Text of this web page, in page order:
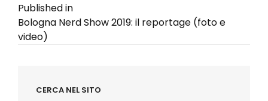
Navigazione
articoli
Published in
Bologna Nerd Show 2019: il reportage (foto e
video)
CERCA NEL SITO